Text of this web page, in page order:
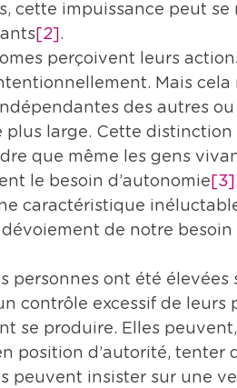
cette impuissance peut
[2] .
perçoivent leurs
Mais cela
des autres
large. Cette
que même les gens
le besoin d’autonomie [3]
caractéristique
de notre besoin
personnes ont été
contrôle excessif de
se produire. Elles
position d’autorité, tenter
peuvent insister sur une